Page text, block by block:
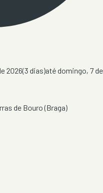
2026(3 dias)atédomingo, 7 de
de Bouro(Braga)